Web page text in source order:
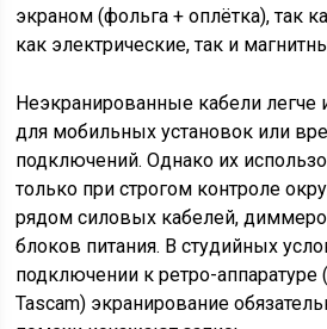
экраном (фольга + оплётка), так
как электрические, так и
Неэкранированные кабели легче
для мобильных установок или
подключений. Однако их
только при строгом контроле
рядом силовых кабелей,
блоков питания. В студийных
подключении к ретро-аппаратуре
Tascam) экранирование